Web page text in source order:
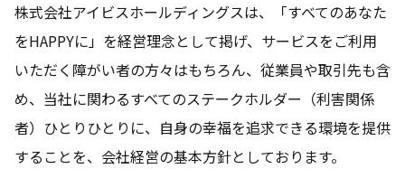
株式会社アイビスホールディングスは、「すべてのあなた
をHAPPYに」を経営理念として掲げ、サービスをご利用
いただく障がい者の方々はもちろん、従業員や取引先も含
め、当社に関わるすべてのステークホルダー（利害関係
者）ひとりひとりに、自身の幸福を追求できる環境を提供
することを、会社経営の基本方針としております。